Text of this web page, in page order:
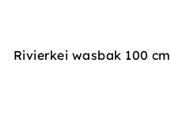
Rivierkei wasbak 100 cm